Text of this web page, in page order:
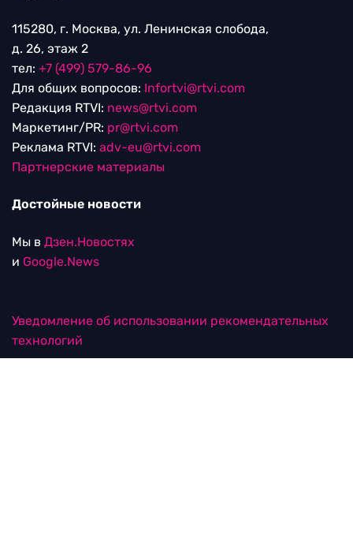
115280, г. Москва, ул. Ленинская слобода,
д. 26, этаж 2
тел: +7 (499) 579-86-96
Для общих вопросов: Infortvi@rtvi.com
Редакция RTVI: news@rtvi.com
Маркетинг/PR: pr@rtvi.com
Реклама RTVI: adv-eu@rtvi.com
Партнерские материалы
Достойные новости
Мы в Дзен.Новостях
и Google.News
Уведомление об использовании рекомендательных
технологий